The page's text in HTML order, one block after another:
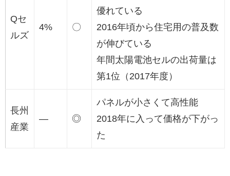
Qセ
ルズ
4% 〇
優れている
2016年頃から住宅用の普及数
が伸びている
年間太陽電池セルの出荷量は
第1位（2017年度）
長州
産業
― ◎
パネルが小さくて高性能
2018年に入って価格が下がっ
た